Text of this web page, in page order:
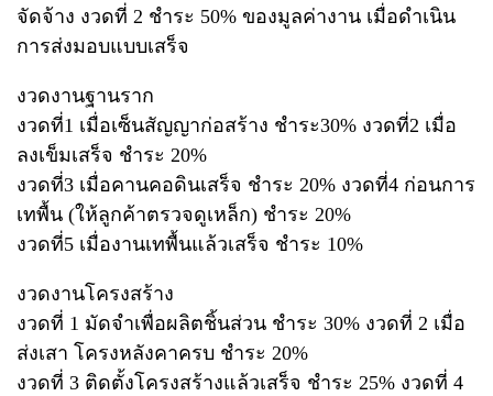
จัดจ้าง งวดที่ 2 ชำระ 50% ของมูลค่างาน เมื่อดำเนิน
การส่งมอบแบบเสร็จ
งวดงานฐานราก
งวดที่1 เมื่อเซ็นสัญญาก่อสร้าง ชำระ30% งวดที่2 เมื่อ
ลงเข็มเสร็จ ชำระ 20%
งวดที่3 เมื่อคานคอดินเสร็จ ชำระ 20% งวดที่4 ก่อนการ
เทพื้น (ให้ลูกค้าตรวจดูเหล็ก) ชำระ 20%
งวดที่5 เมื่องานเทพื้นแล้วเสร็จ ชำระ 10%
งวดงานโครงสร้าง
งวดที่ 1 มัดจำเพื่อผลิตชิ้นส่วน ชำระ 30% งวดที่ 2 เมื่อ
ส่งเสา โครงหลังคาครบ ชำระ 20%
งวดที่ 3 ติดตั้งโครงสร้างแล้วเสร็จ ชำระ 25% งวดที่ 4